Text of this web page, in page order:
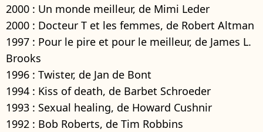
2000 : Un monde meilleur, de Mimi Leder
2000 : Docteur T et les femmes, de Robert Altman
1997 : Pour le pire et pour le meilleur, de James L.
Brooks
1996 : Twister, de Jan de Bont
1994 : Kiss of death, de Barbet Schroeder
1993 : Sexual healing, de Howard Cushnir
1992 : Bob Roberts, de Tim Robbins